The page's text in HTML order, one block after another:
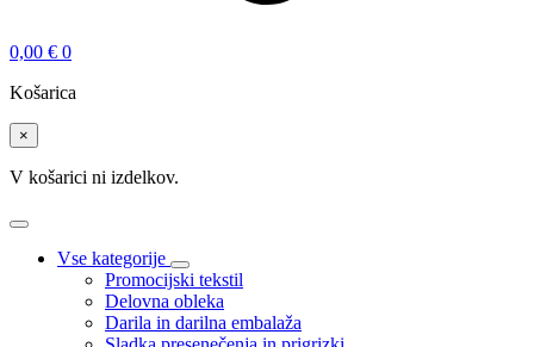
0,00 € 0
Košarica
×
V košarici ni izdelkov.
Vse kategorije
Promocijski tekstil
Delovna obleka
Darila in darilna embalaža